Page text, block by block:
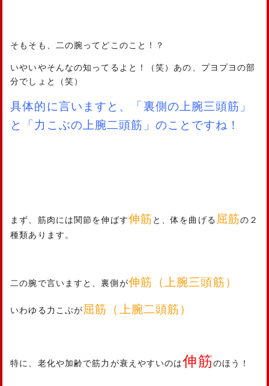
そもそも、二の腕ってどこのこと！？
いやいやそんなの知ってるよと！（笑）あの、プヨプヨの部
分でしょと（笑）
具体的に言いますと、「裏側の上腕三頭筋」
と「力こぶの上腕二頭筋」のことですね！
まず、筋肉には関節を伸ばす伸筋と、体を曲げる 屈筋の２
種類あります。
二の腕で言いますと、裏側が伸筋（上腕三頭筋）
いわゆる力こぶが屈筋（上腕二頭筋）
特に、老化や加齢で筋力が衰えやすいのは伸筋のほう！